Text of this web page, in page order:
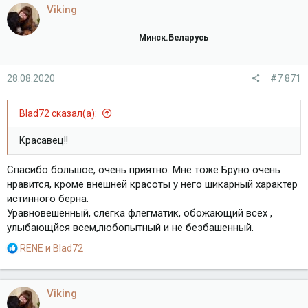
Viking
Минск.Беларусь
28.08.2020 #7 871
Blad72 сказал(а):
Красавец!!
Спасибо большое, очень приятно. Мне тоже Бруно очень
нравится, кроме внешней красоты у него шикарный характер
истинного берна.
Уравновешенный, слегка флегматик, обожающий всех ,
улыбающйся всем,любопытный и не безбашенный.
Р
а
к
ц
RENE и Blad72
Viking